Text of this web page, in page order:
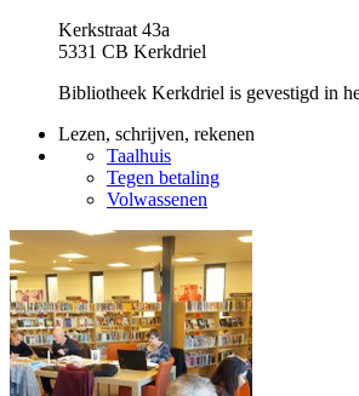
Kerkstraat 43a
5331 CB Kerkdriel
Bibliotheek Kerkdriel is gevestigd in
Lezen, schrijven, rekenen
Taalhuis
Tegen betaling
Volwassenen